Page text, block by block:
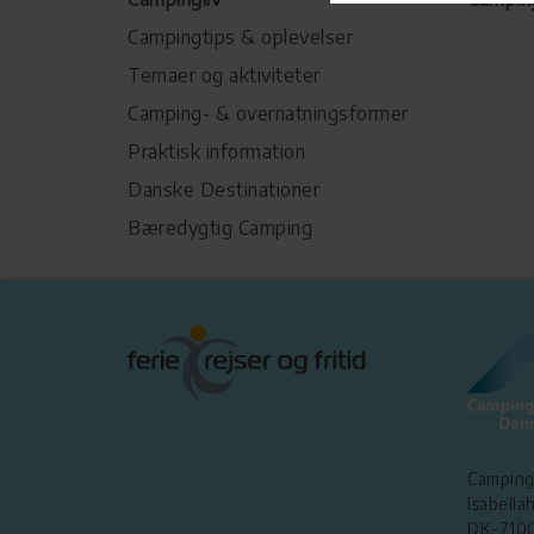
Campingtips & oplevelser
Temaer og aktiviteter
Camping- & overnatningsformer
Praktisk information
Danske Destinationer
Bæredygtig Camping
DK-